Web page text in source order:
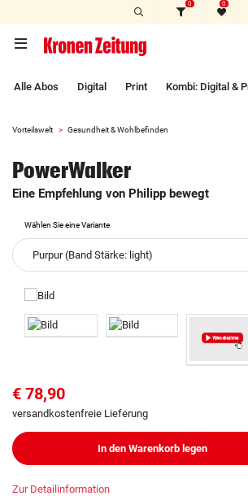
0 0
Alle Abos Digital Print Kombi: Digital &
Vorteilswelt Gesundheit & Wohlbefinden
PowerWalker
Eine Empfehlung von Philipp bewegt
Wählen Sie eine Variante
Purpur (Band Stärke: light)
€ 78,90
versandkostenfreie Lieferung
In den Warenkorb legen
Zur Detailinformation